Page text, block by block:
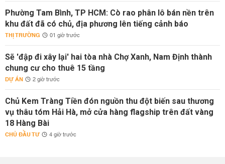
Phường Tam Bình, TP HCM: Cò rao phân lô bán nền trên
khu đất đã có chủ, địa phương lên tiếng cảnh báo
THỊ TRƯỜNG 01 giờ trước
Sẽ 'đập đi xây lại' hai tòa nhà Chợ Xanh, Nam Định thành
chung cư cho thuê 15 tầng
DỰ ÁN 2 giờ trước
Chủ Kem Tràng Tiền đón nguồn thu đột biến sau thương
vụ thâu tóm Hải Hà, mở cửa hàng flagship trên đất vàng
18 Hàng Bài
CHỦ ĐẦU TƯ 4 giờ trước